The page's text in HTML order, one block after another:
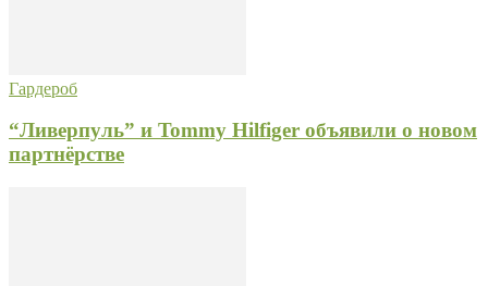
Гардероб
“Ливерпуль” и Tommy Hilfiger объявили о новом
партнёрстве